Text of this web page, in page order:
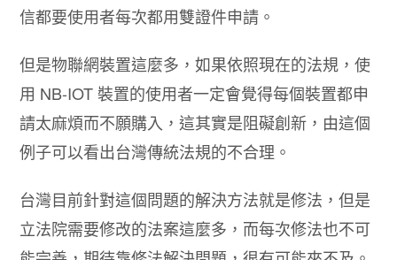
信都要使用者每次都用雙證件申請。
但是物聯網裝置這麼多，如果依照現在的法規，使
用 NB-IOT 裝置的使用者一定會覺得每個裝置都申
請太麻煩而不願購入，這其實是阻礙創新，由這個
例子可以看出台灣傳統法規的不合理。
台灣目前針對這個問題的解決方法就是修法，但是
立法院需要修改的法案這麼多，而每次修法也不可